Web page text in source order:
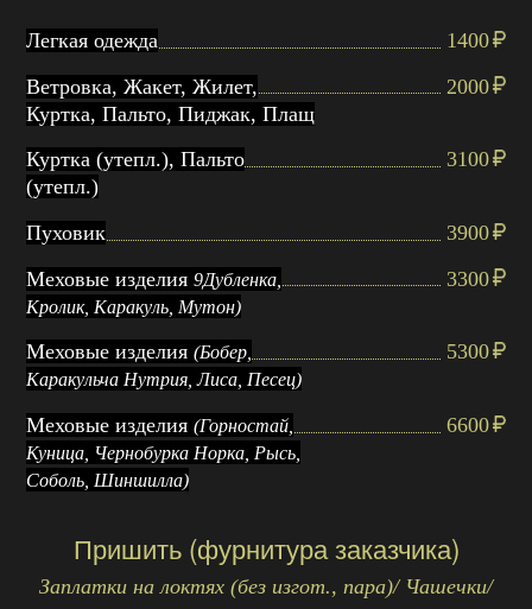
Легкая одежда
1400
Ветровка, Жакет, Жилет,
Куртка, Пальто, Пиджак, Плащ
2000
Куртка (утепл.), Пальто
(утепл.)
3100
Пуховик
3900
Меховые изделия9Дубленка,
Кролик, Каракуль, Мутон)
3300
Меховые изделия(Бобер,
Каракульча Нутрия, Лиса, Песец)
5300
Меховые изделия(Горностай,
Куница, Чернобурка Норка, Рысь,
Соболь, Шиншилла)
6600
Пришить (фурнитура заказчика)
Заплатки на локтях (без изгот., пара)/ Чашечки/